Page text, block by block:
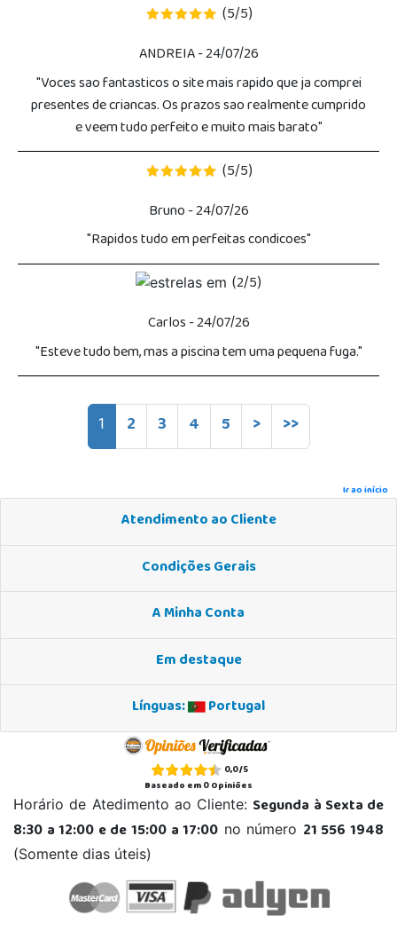
(5/5)
ANDREIA- 24/07/26
"Voces sao fantasticos o site mais rapido que ja comprei
presentes de criancas. Os prazos sao realmente cumprido
e veem tudo perfeito e muito mais barato"
(5/5)
Bruno- 24/07/26
"Rapidos tudo em perfeitas condicoes"
(2/5)
Carlos- 24/07/26
"Esteve tudo bem, mas a piscina tem uma pequena fuga."
1 2 3 4 5 > >>
Ir ao início
Atendimento ao Cliente
Condições Gerais
A Minha Conta
Em destaque
Línguas:
Portugal
0,0/5
Baseado em0Opiniões
Horário de Atedimento ao Cliente: Segunda à Sexta de
8:30 a 12:00 e de 15:00 a 17:00 no número 21 556 1948
(Somente dias úteis)